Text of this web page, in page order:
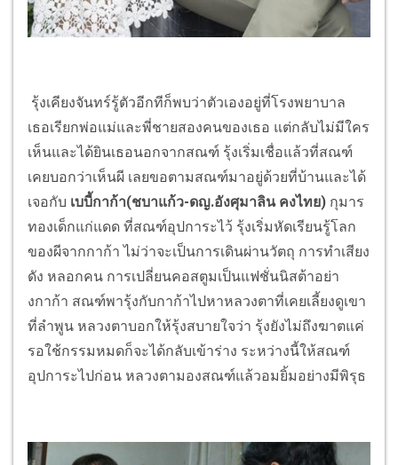
รุ้งเคียงจันทร์รู้ตัวอีกทีก็พบว่าตัวเองอยู่ที่โรงพยาบาล
เธอเรียกพ่อแม่และพี่ชายสองคนของเธอ แต่กลับไม่มีใคร
เห็นและได้ยินเธอนอกจากสณฑ์ รุ้งเริ่มเชื่อแล้วที่สณฑ์
เคยบอกว่าเห็นผี เลยขอตามสณฑ์มาอยู่ด้วยที่บ้านและได้
เจอกับ เบบี้กาก้า(ชบาแก้ว-ดญ.อังศุมาลิน คงไทย) กุมาร
ทองเด็กแก่แดด ที่สณฑ์อุปการะไว้ รุ้งเริ่มหัดเรียนรู้โลก
ของผีจากกาก้า ไม่ว่าจะเป็นการเดินผ่านวัตถุ การทำเสียง
ดัง หลอกคน การเปลี่ยนคอสตูมเป็นแฟชั่นนิสต้าอย่า
งกาก้า สณฑ์พารุ้งกับกาก้าไปหาหลวงตาที่เคยเลี้ยงดูเขา
ที่ลำพูน หลวงตาบอกให้รุ้งสบายใจว่า รุ้งยังไม่ถึงฆาตแค่
รอใช้กรรมหมดก็จะได้กลับเข้าร่าง ระหว่างนี้ให้สณฑ์
อุปการะไปก่อน หลวงตามองสณฑ์แล้วอมยิ้มอย่างมีพิรุธ